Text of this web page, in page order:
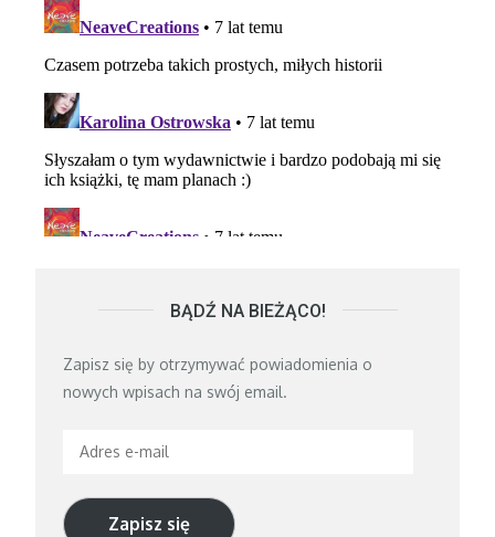
BĄDŹ NA BIEŻĄCO!
Zapisz się by otrzymywać powiadomienia o
nowych wpisach na swój email.
Adres
mail
Zapisz się